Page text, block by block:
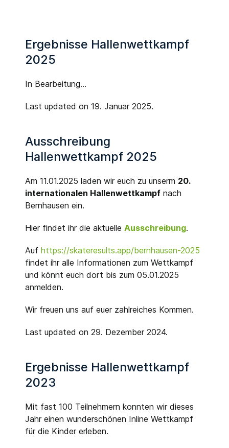
Ergebnisse Hallenwettkampf
2025
In Bearbeitung...
Last updated on 19. Januar 2025.
Ausschreibung
Hallenwettkampf 2025
Am 11.01.2025 laden wir euch zu unserm 20.
internationalen Hallenwettkampf nach
Bernhausen ein.
Hier findet ihr die aktuelle Ausschreibung.
Auf https://skateresults.app/bernhausen-2025
findet ihr alle Informationen zum Wettkampf
und könnt euch dort bis zum 05.01.2025
anmelden.
Wir freuen uns auf euer zahlreiches Kommen.
Last updated on 29. Dezember 2024.
Ergebnisse Hallenwettkampf
2023
Mit fast 100 Teilnehmern konnten wir dieses
Jahr einen wunderschönen Inline Wettkampf
für die Kinder erleben.